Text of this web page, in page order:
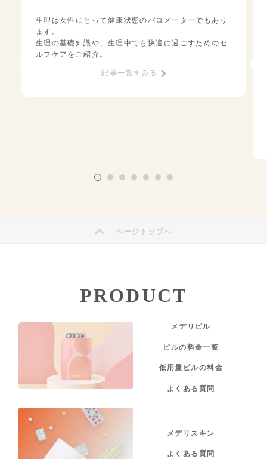
生理は女性にとって健康状態のバロメーターでもあり
ます。
生理の基礎知識や、生理中でも快適に過ごすためのセ
ルフケアをご紹介。
記事一覧をみる
ページトップへ
PRODUCT
メデリピル
ピルの料金一覧
低用量ピルの料金
よくある質問
メデリスキン
よくある質問